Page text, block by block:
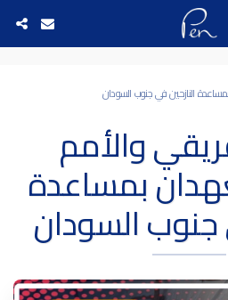
النازحين في جنوب السودان
والأمم
بمساعدة
جنوب السودان